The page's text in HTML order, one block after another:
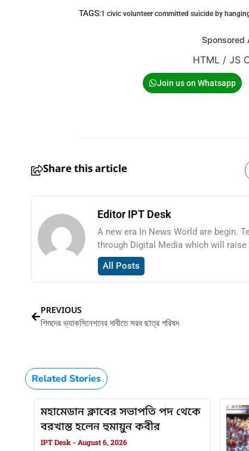
TAGS:1 civic volunteer committed suicide by
Sponsored
HTML / JS
Join us on Whatsapp
Share this article
Editor IPT Desk
A new era In News World are begin.
through Digital Media which will
All Posts
PREVIOUS
শিশুদের ভ্যাকসিনেশনের দাবীতে সরব ছাত্র পরিষদ
HTML / JS Code
Related Stories
মহামেডান ক্লাবের সভাপতি পদ থেকে
বরখাস্ত হলেন হুমায়ুন কবীর
IPT Desk August 6, 2026